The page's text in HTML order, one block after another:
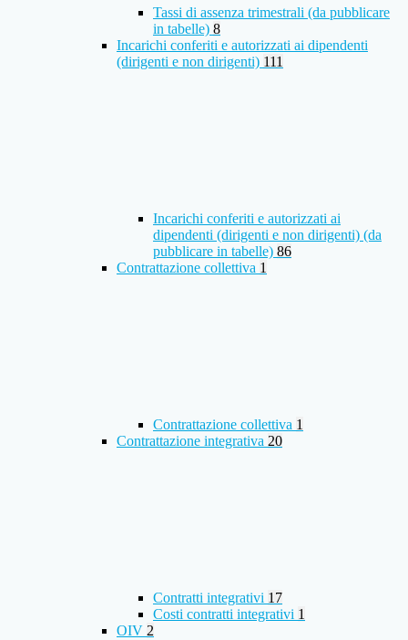
Tassi di assenza trimestrali (da pubblicare
in tabelle) 8
Incarichi conferiti e autorizzati ai dipendenti
(dirigenti e non dirigenti) 111
Incarichi conferiti e autorizzati ai
dipendenti (dirigenti e non dirigenti) (da
pubblicare in tabelle) 86
Contrattazione collettiva 1
Contrattazione collettiva 1
Contrattazione integrativa 20
Contratti integrativi 17
Costi contratti integrativi 1
OIV 2